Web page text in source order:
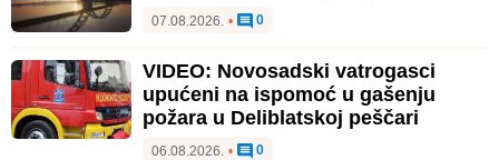
07.08.2026. • 0
VIDEO: Novosadski vatrogasci
upućeni na ispomoć u gašenju
požara u Deliblatskoj peščari
06.08.2026. • 0